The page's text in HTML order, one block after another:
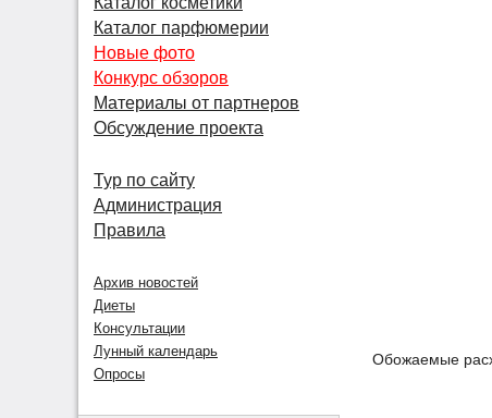
Обожаемые
Каталог парфюмерии
Новые фото
Конкурс обзоров
Материалы от партнеров
Обсуждение проекта
Тур по сайту
Администрация
Правила
Архив новостей
Диеты
Консультации
Лунный календарь
Опросы